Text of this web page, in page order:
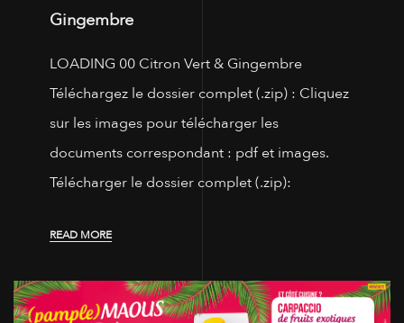
Gingembre
LOADING 00 Citron Vert & Gingembre
Téléchargez le dossier complet (.zip) : Cliquez
sur les images pour télécharger les
documents correspondant : pdf et images.
Télécharger le dossier complet (.zip):
READ MORE